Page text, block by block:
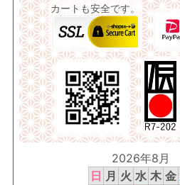
カートも安全です。
2026年8月
日 月 火 水 木 金